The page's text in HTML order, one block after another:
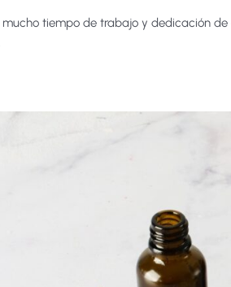
mucho tiempo de trabajo y dedicación